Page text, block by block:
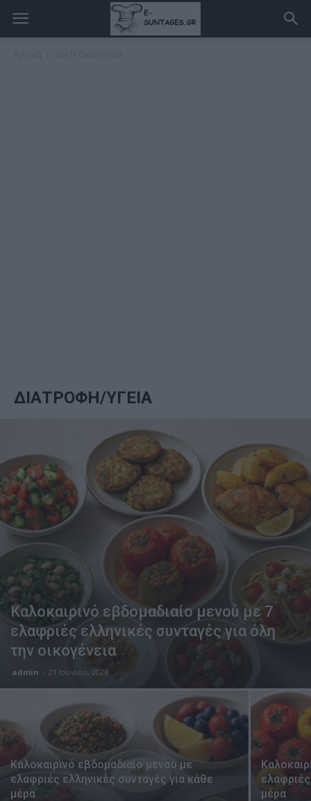
ΔΙΑΤΡΟΦΗ/ΥΓΕΙΑ
Καλοκαιρινό εβδομαδιαίο μενού με 7
ελαφριές ελληνικές συνταγές για όλη
την οικογένεια
admin - 21 Ιουνίου, 2026
Καλοκαιρινό εβδομαδιαίο μενού με
ελαφριές ελληνικές συνταγές για κάθε
μέρα
μέρα